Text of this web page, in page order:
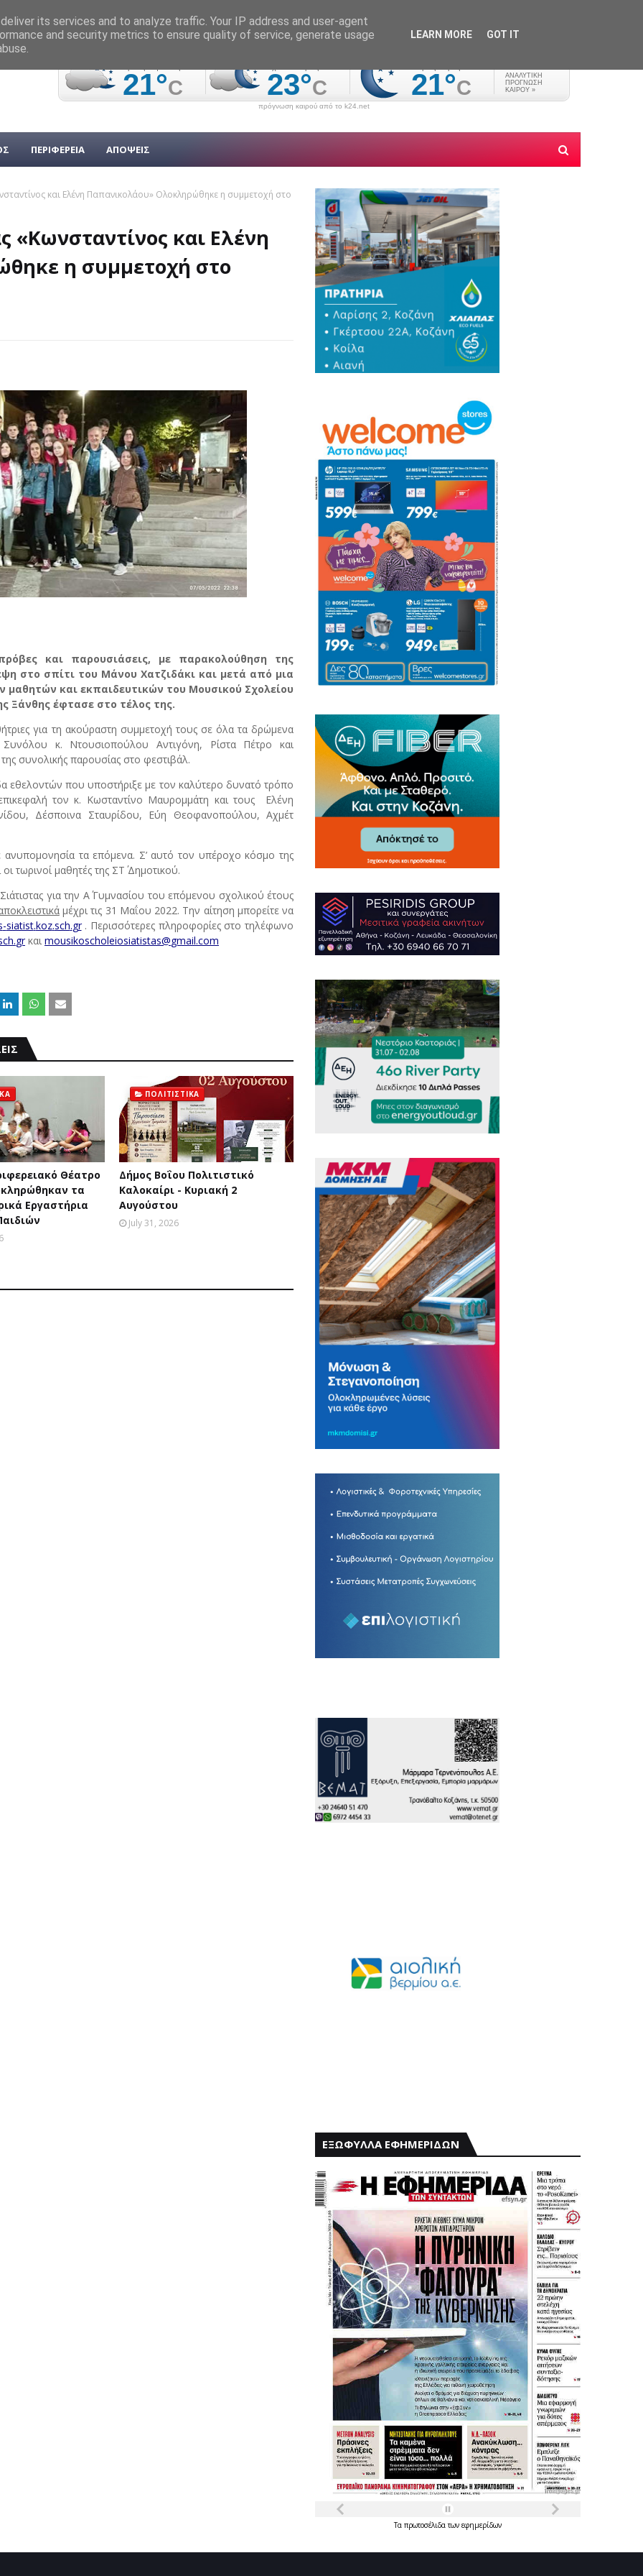
πρόγνωση καιρού από το k24.net
ΠΕΡΙΦΕΡΕΙΑ ΑΠΟΨΕΙΣ
και Ελένη Παπανικολάου» Ολοκληρώθηκε η συμμετοχή στο
«Κωνσταντίνος και Ελένη
η συμμετοχή στο
και παρουσιάσεις, με παρακολούθηση της
στο σπίτι του Μάνου Χατζιδάκι και μετά από μια
μαθητών και εκπαιδευτικών του Μουσικού Σχολείου
Ξάνθης έφτασε στο τέλος της.
για τη ακούραστη συμμετοχή τους σε όλα τα δρώμενα
κ. Ντουσιοπούλου Αντιγόνη, Ρίστα Πέτρο και
συνολικής παρουσίας στο φεστιβάλ.
εθελοντών που υποστήριξε με τον καλύτερο δυνατό τρόπο
τον κ. Κωσταντίνο Μαυρομμάτη και τους Ελένη
Δέσποινα Σταυρίδου, Εύη Θεοφανοπούλου, Αχμέτ
ανυπομονησία τα επόμενα. Σ’ αυτό τον υπέροχο κόσμο της
τωρινοί μαθητές της ΣΤ΄ Δημοτικού.
για την Α΄ Γυμνασίου του επόμενου σχολικού έτους
μέχρι τις 31 Μαΐου 2022. Την αίτηση μπορείτε να
-siatist.koz.sch.gr. Περισσότερες πληροφορίες στο τηλέφωνο
.grκαιmousikoscholeiosiatistas@gmail.com
Θέατρο
τα
Εργαστήρια
ΠΟΛΙΤΙΣΤΙΚΑ
Δήμος Βοΐου Πολιτιστικό
Καλοκαίρι - Κυριακή 2
Αυγούστου
July 31, 2026
ΕΞΩΦΥΛΛΑ ΕΦΗΜΕΡΙΔΩΝ
Τα πρωτοσέλιδατων εφημερίδων
its services and to analyze traffic. Your IP address and user-agent
and security metrics to ensure quality of service, generate usage
LEARN MORE GOT IT